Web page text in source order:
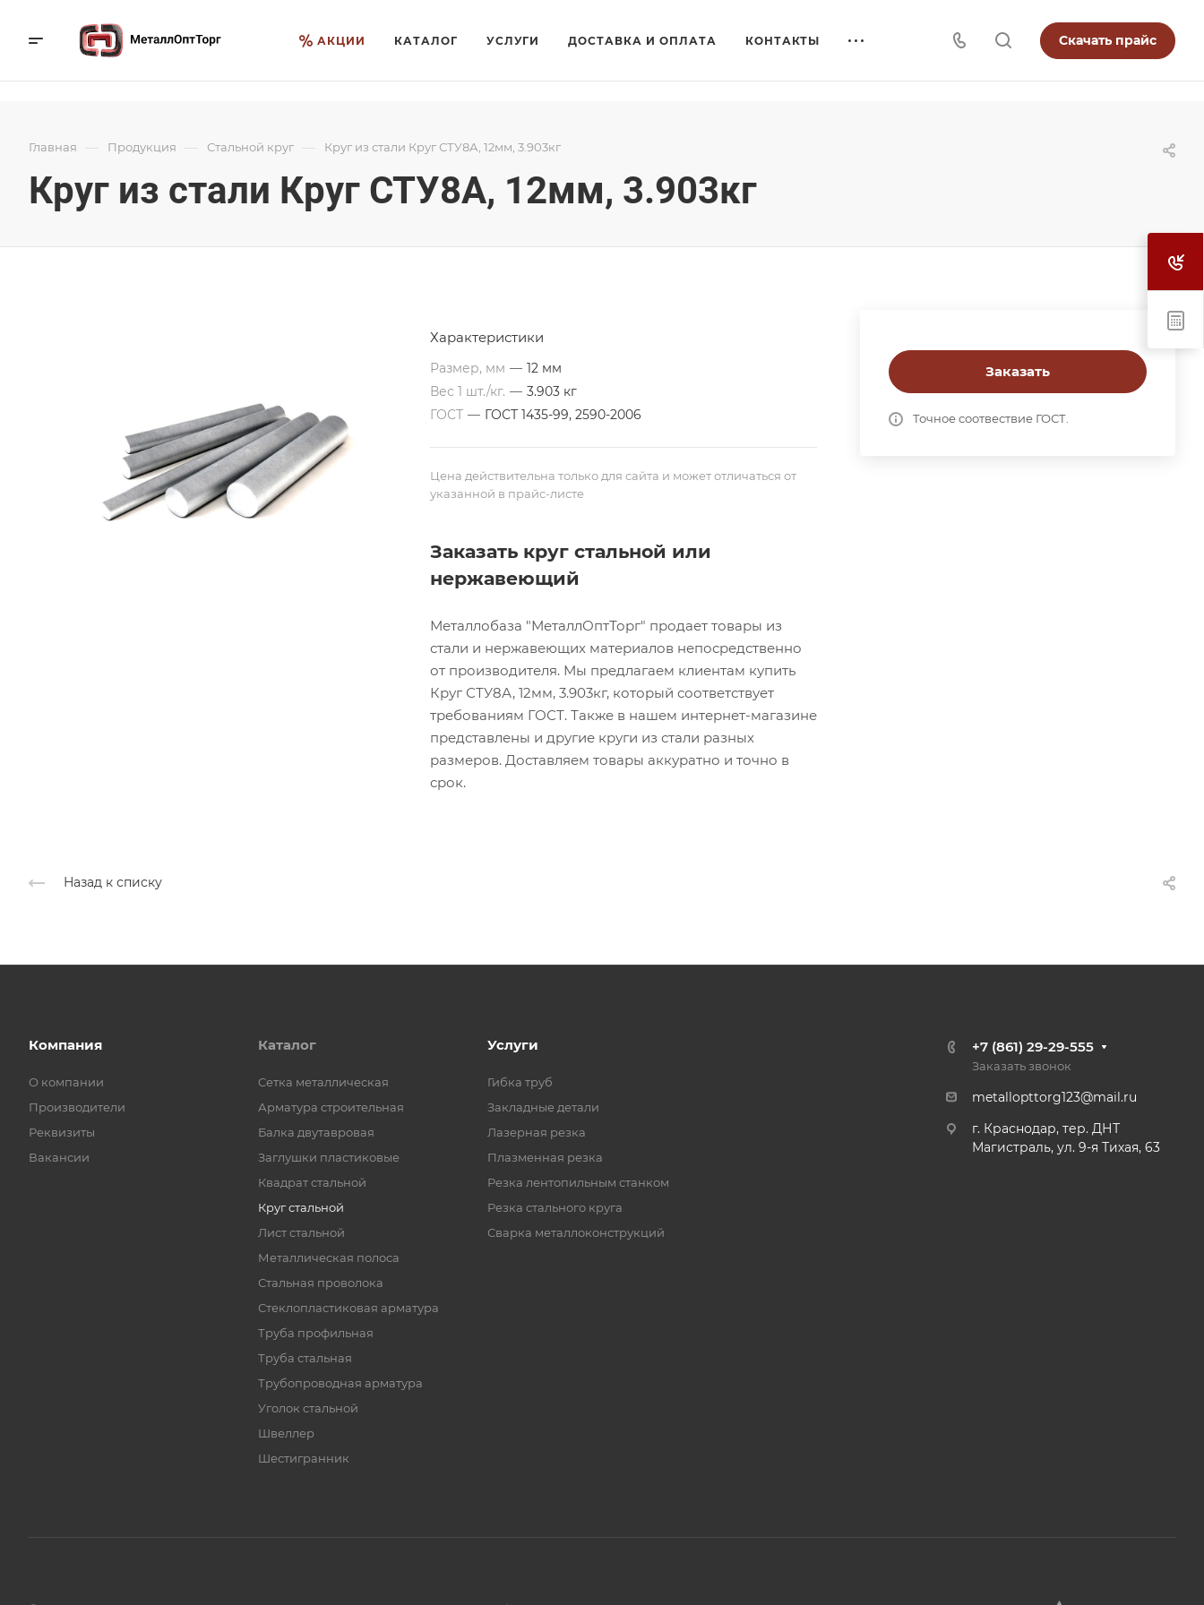
АКЦИИ КАТАЛОГ УСЛУГИ ДОСТАВКА И ОПЛАТА КОНТАКТЫ Скачать прайс
Главная — Продукция — Стальной круг — Круг из стали Круг СТУ8А, 12мм, 3.903кг
Круг из стали Круг СТУ8А, 12мм, 3.903кг
Заказать
Точное соотвествие ГОСТ.
Характеристики
Размер, мм — 12 мм
Вес 1 шт./кг. — 3.903 кг
ГОСТ — ГОСТ 1435-99, 2590-2006
Цена действительна только для сайта и может отличаться от
указанной в прайс-листе
Заказать круг стальной или
нержавеющий
Металлобаза "МеталлОптТорг" продает товары из
стали и нержавеющих материалов непосредственно
от производителя. Мы предлагаем клиентам купить
Круг СТУ8А, 12мм, 3.903кг, который соответствует
требованиям ГОСТ. Также в нашем интернет-магазине
представлены и другие круги из стали разных
размеров. Доставляем товары аккуратно и точно в
срок.
Назад к списку
Компания
О компании
Производители
Реквизиты
Вакансии
Каталог
Cетка металлическая
Арматура строительная
Балка двутавровая
Заглушки пластиковые
Квадрат стальной
Круг стальной
Лист стальной
Металлическая полоса
Стальная проволока
Стеклопластиковая арматура
Труба профильная
Труба стальная
Трубопроводная арматура
Уголок стальной
Швеллер
Шестигранник
Услуги
Гибка труб
Закладные детали
Лазерная резка
Плазменная резка
Резка лентопильным станком
Резка стального круга
Сварка металлоконструкций
+7 (861) 29-29-555
Заказать звонок
metallopttorg123@mail.ru
г. Краснодар, тер. ДНТ
Магистраль, ул. 9-я Тихая, 63